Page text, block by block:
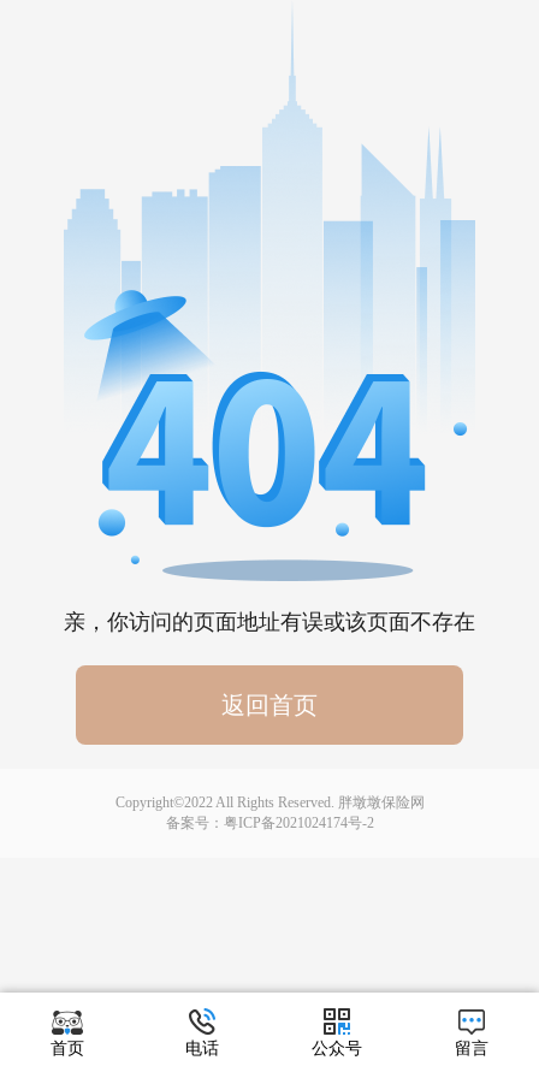
亲，你访问的页面地址有误或该页面不存在
返回首页
首页 电话 公众号 留言
Copyright©2022 All Rights Reserved. 胖墩墩保险网
备案号： 粤ICP备2021024174号-2